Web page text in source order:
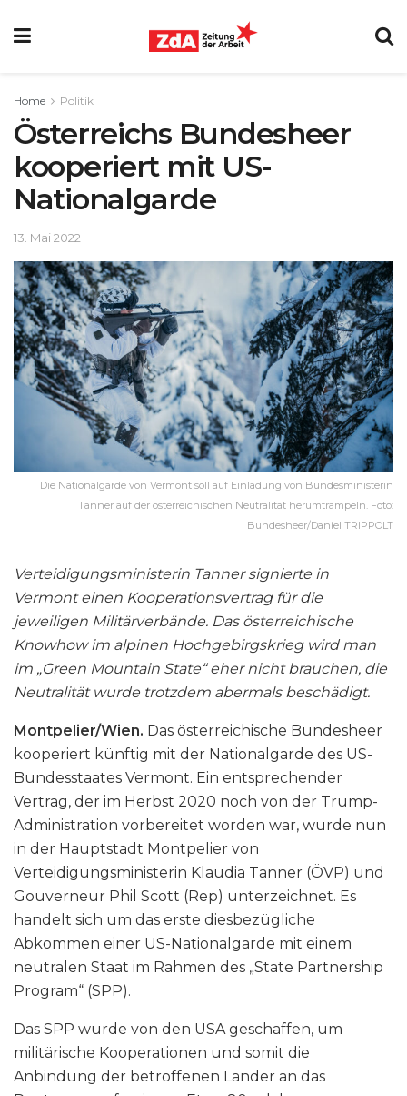
Home Politik
Österreichs Bundesheer
kooperiert mit US-
Nationalgarde
13. Mai 2022
Die Nationalgarde von Vermont soll auf Einladung von Bundesministerin
Tanner auf der österreichischen Neutralität herumtrampeln. Foto:
Bundesheer/Daniel TRIPPOLT
Verteidigungsministerin Tanner signierte in
Vermont einen Kooperationsvertrag für die
jeweiligen Militärverbände. Das österreichische
Knowhow im alpinen Hochgebirgskrieg wird man
im „Green Mountain State“ eher nicht brauchen, die
Neutralität wurde trotzdem abermals beschädigt.
Montpelier/Wien. Das österreichische Bundesheer
kooperiert künftig mit der Nationalgarde des US-
Bundesstaates Vermont. Ein entsprechender
Vertrag, der im Herbst 2020 noch von der Trump-
Administration vorbereitet worden war, wurde nun
in der Hauptstadt Montpelier von
Verteidigungsministerin Klaudia Tanner (ÖVP) und
Gouverneur Phil Scott (Rep) unterzeichnet. Es
handelt sich um das erste diesbezügliche
Abkommen einer US-Nationalgarde mit einem
neutralen Staat im Rahmen des „State Partnership
Program“ (SPP).
Das SPP wurde von den USA geschaffen, um
militärische Kooperationen und somit die
Anbindung der betroffenen Länder an das